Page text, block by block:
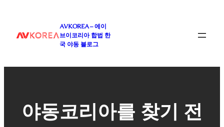
로
AVKOREA – 에이
브이코리아 합법 한
국 야동 블로그
야동코리아를 찾기 전